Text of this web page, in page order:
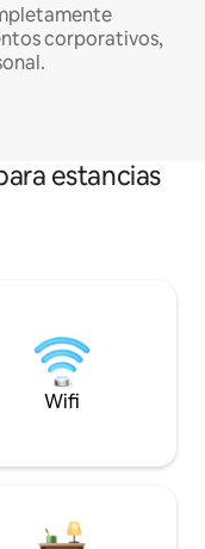
corporativos,
estancias
Wifi